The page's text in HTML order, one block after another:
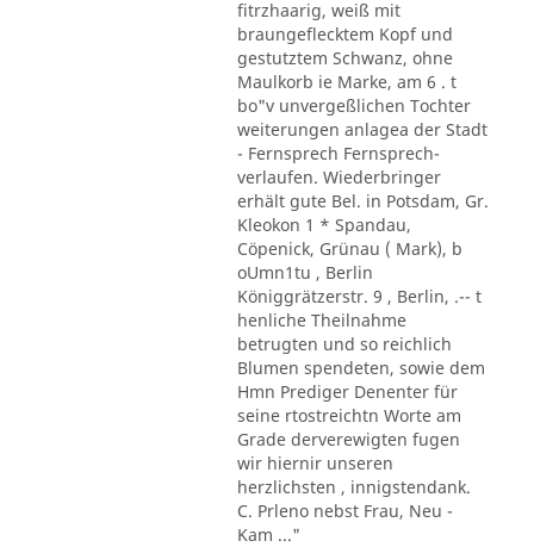
fitrzhaarig, weiß mit
braungeflecktem Kopf und
gestutztem Schwanz, ohne
Maulkorb ie Marke, am 6 . t
bo"v unvergeßlichen Tochter
weiterungen anlagea der Stadt
- Fernsprech Fernsprech-
verlaufen. Wiederbringer
erhält gute Bel. in Potsdam, Gr.
Kleokon 1 * Spandau,
Cöpenick, Grünau ( Mark), b
oUmn1tu , Berlin
Königgrätzerstr. 9 , Berlin, .-- t
henliche Theilnahme
betrugten und so reichlich
Blumen spendeten, sowie dem
Hmn Prediger Denenter für
seine rtostreichtn Worte am
Grade derverewigten fugen
wir hiernir unseren
herzlichsten , innigstendank.
C. Prleno nebst Frau, Neu -
Kam ..."